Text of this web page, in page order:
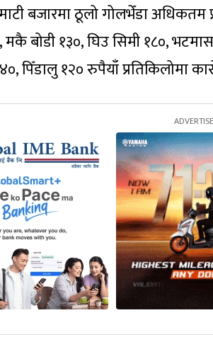
बजारमा ठूलो गोलभेँडा अधिकतम
मकै बोडी १३०, घिउ सिमी १८०,
पिँडालु १२० रुपैयाँ प्रतिकिलोमा